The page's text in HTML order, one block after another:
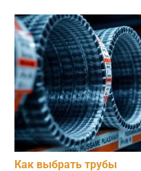
Как выбрать трубы